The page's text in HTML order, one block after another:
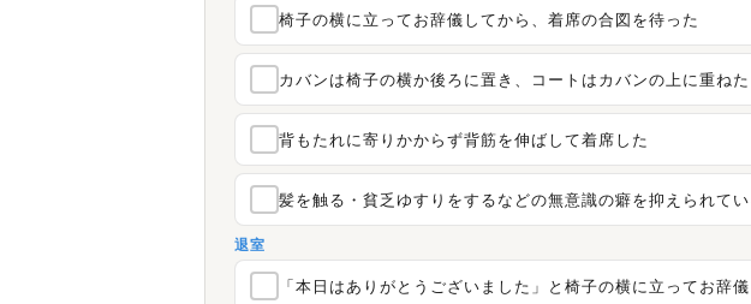
椅子の横に立ってお辞儀してから、着席の合図を待った
カバンは椅子の横か後ろに置き、コートはカバンの上に重ねた
背もたれに寄りかからず背筋を伸ばして着席した
髪を触る・貧乏ゆすりをするなどの無意識の癖を抑えられてい
退室
「本日はありがとうございました」と椅子の横に立ってお辞